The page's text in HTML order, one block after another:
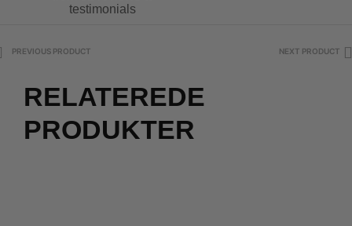
testimonials
PREVIOUS PRODUCT NEXT PRODUCT
RELATEREDE
PRODUKTER